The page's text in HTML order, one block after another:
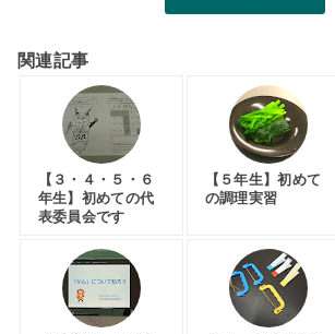
関連記事
【３・４・５・６
年生】初めての代
表委員会です
【５年生】初めて
の調理実習